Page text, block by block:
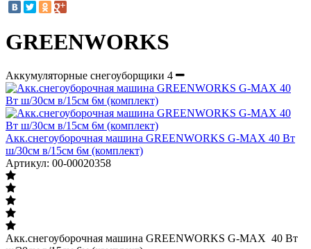
GREENWORKS
Аккумуляторные снегоуборщики 4
Акк.снегоуборочная машина GREENWORKS G-MAX 40 Вт
ш/30см в/15см 6м (комплект)
Артикул: 00-00020358
Акк.снегоуборочная машина GREENWORKS G-MAX 40 Вт